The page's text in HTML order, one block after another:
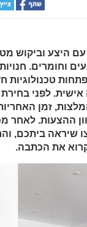
היצע וביקוש
וחומרים.
טכנולוגיות
לפני בחירת
זמן
ההצעות. לאחר
שיראה ביתכם,
את הכתבה.